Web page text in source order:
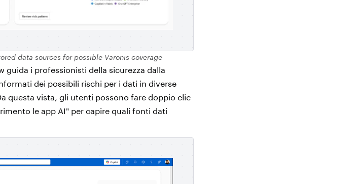
data sources for possible Varonis coverage
guida i professionisti della sicurezza dalla
dei possibili rischi per i dati in diverse
questa vista, gli utenti possono fare doppio clic
le app AI" per capire quali fonti dati